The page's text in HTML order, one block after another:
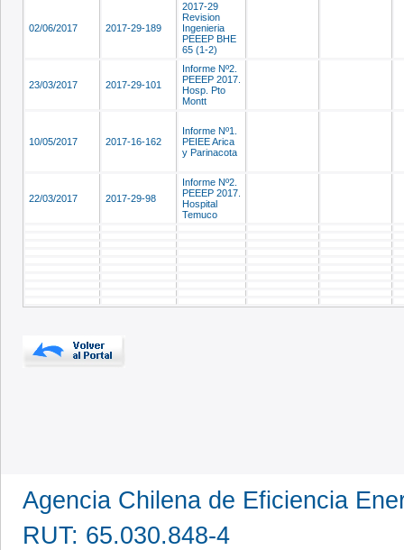
02/06/2017 2017-29-189
2017-29
Revision
Ingenieria
PEEEP BHE
65 (1-2)
23/03/2017 2017-29-101
Informe Nº2.
PEEEP 2017.
Hosp. Pto
Montt
10/05/2017 2017-16-162
Informe Nº1.
PEIEE Arica
y Parinacota
22/03/2017 2017-29-98
Informe Nº2.
PEEEP 2017.
Hospital
Temuco
Agencia Chilena de Eficiencia
RUT: 65.030.848-4